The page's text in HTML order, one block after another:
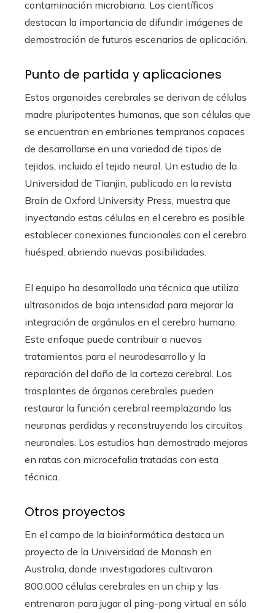
contaminación microbiana. Los científicos
destacan la importancia de difundir imágenes de
demostración de futuros escenarios de aplicación.
Punto de partida y aplicaciones
Estos organoides cerebrales se derivan de células
madre pluripotentes humanas, que son células que
se encuentran en embriones tempranos capaces
de desarrollarse en una variedad de tipos de
tejidos, incluido el tejido neural. Un estudio de la
Universidad de Tianjin, publicado en la revista
Brain de Oxford University Press, muestra que
inyectando estas células en el cerebro es posible
establecer conexiones funcionales con el cerebro
huésped, abriendo nuevas posibilidades.
El equipo ha desarrollado una técnica que utiliza
ultrasonidos de baja intensidad para mejorar la
integración de orgánulos en el cerebro humano.
Este enfoque puede contribuir a nuevos
tratamientos para el neurodesarrollo y la
reparación del daño de la corteza cerebral. Los
trasplantes de órganos cerebrales pueden
restaurar la función cerebral reemplazando las
neuronas perdidas y reconstruyendo los circuitos
neuronales. Los estudios han demostrado mejoras
en ratas con microcefalia tratadas con esta
técnica.
Otros proyectos
En el campo de la bioinformática destaca un
proyecto de la Universidad de Monash en
Australia, donde investigadores cultivaron
800.000 células cerebrales en un chip y las
entrenaron para jugar al ping-pong virtual en sólo